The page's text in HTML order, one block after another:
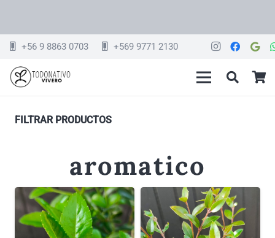
+56 9 8863 0703 +569 9771 2130
FILTRAR PRODUCTOS
aromatico